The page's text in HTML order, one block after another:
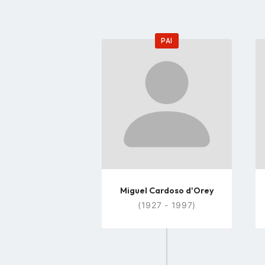
PAI
Go
profile
page
Miguel Cardoso d'Orey
(1927 - 1997)